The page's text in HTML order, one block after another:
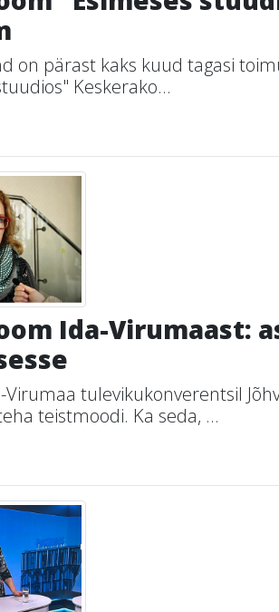
on pärast kaks kuud tagasi
Keskerako...
Ida-Virumaast:
Virumaa tulevikukonverentsil
teistmoodi. Ka seda, ...